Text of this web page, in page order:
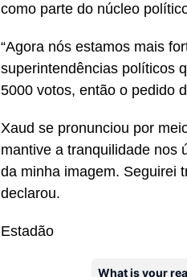
como parte do núcleo
“Agora nós estamos mais
superintendências políticos
5000 votos, então o pedido
Xaud se pronunciou por
mantive a tranquilidade nos
da minha imagem. Seguirei
declarou.
Estadão